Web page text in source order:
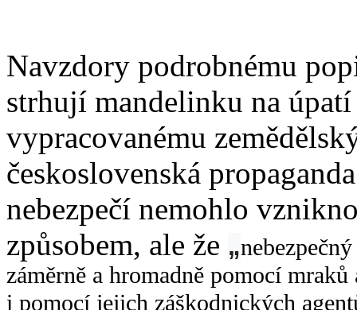
Navzdory podrobnému
strhují mandelinku na
vypracovanému
československá
nebezpečí nemohlo
způsobem, ale že „
záměrně a hromadně pomocí
i pomocí jejich záškodnických